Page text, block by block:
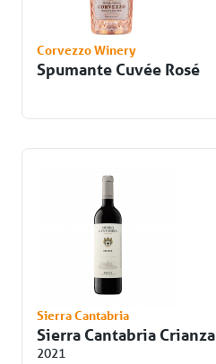
Corvezzo Winery
Spumante Cuvée Rosé
Sierra Cantabria
Sierra Cantabria Crianza
2021